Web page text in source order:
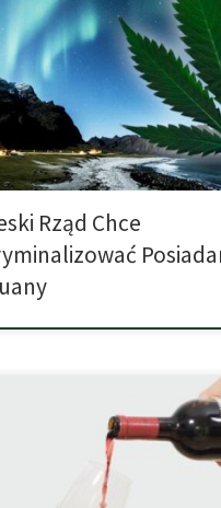
i zażywanie niewielkich ilości
który stanowi, że konsumentom
leczenie i pomoc w wyjściu z
w więzieniach.
nas, że kara nie działa.
sytuację”, powiedział […]
Rząd Chce
zbadać w
R., Couturier, D.-L.,
Zupan, Z., & Marteau, T. M. (2017).